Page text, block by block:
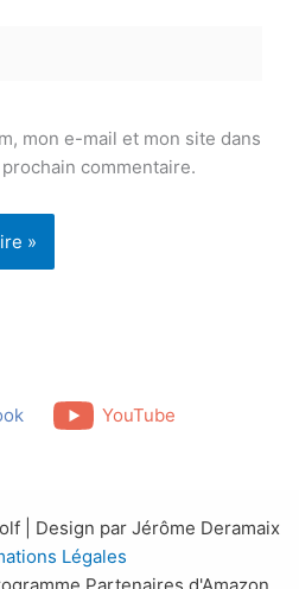
mon e-mail et mon site dans
commentaire.
YouTube
| Design par Jérôme Deramaix
Légales
Partenaires d'Amazon